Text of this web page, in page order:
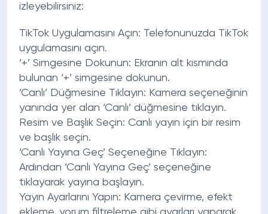
izleyebilirsiniz:
TikTok Uygulamasını Açın: Telefonunuzda TikTok
uygulamasını açın.
‘+’ Simgesine Dokunun: Ekranın alt kısmında
bulunan ‘+’ simgesine dokunun.
‘Canlı’ Düğmesine Tıklayın: Kamera seçeneğinin
yanında yer alan ‘Canlı’ düğmesine tıklayın.
Resim ve Başlık Seçin: Canlı yayın için bir resim
ve başlık seçin.
‘Canlı Yayına Geç’ Seçeneğine Tıklayın:
Ardından ‘Canlı Yayına Geç’ seçeneğine
tıklayarak yayına başlayın.
Yayın Ayarlarını Yapın: Kamera çevirme, efekt